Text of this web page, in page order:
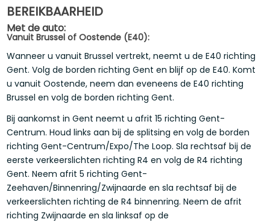
BEREIKBAARHEID
Met de auto:
Vanuit Brussel of Oostende (E40):
Wanneer u vanuit Brussel vertrekt, neemt u de E40 richting
Gent. Volg de borden richting Gent en blijf op de E40. Komt
u vanuit Oostende, neem dan eveneens de E40 richting
Brussel en volg de borden richting Gent.
Bij aankomst in Gent neemt u afrit 15 richting Gent-
Centrum. Houd links aan bij de splitsing en volg de borden
richting Gent-Centrum/Expo/The Loop. Sla rechtsaf bij de
eerste verkeerslichten richting R4 en volg de R4 richting
Gent. Neem afrit 5 richting Gent-
Zeehaven/Binnenring/Zwijnaarde en sla rechtsaf bij de
verkeerslichten richting de R4 binnenring. Neem de afrit
richting Zwijnaarde en sla linksaf op de